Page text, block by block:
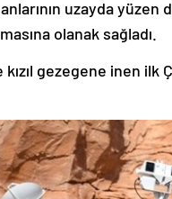
uzayda yüzen
olanak sağladı.
gezegene inen ilk